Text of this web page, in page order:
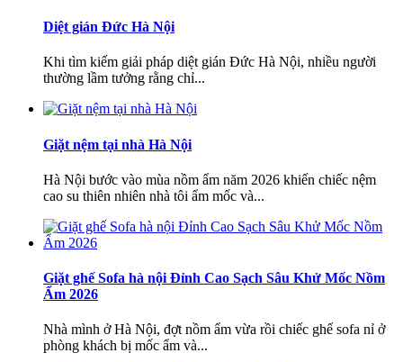
Diệt gián Đức Hà Nội
Khi tìm kiếm giải pháp diệt gián Đức Hà Nội, nhiều người
thường lầm tưởng rằng chỉ...
Giặt nệm tại nhà Hà Nội
Hà Nội bước vào mùa nồm ẩm năm 2026 khiến chiếc nệm
cao su thiên nhiên nhà tôi ẩm mốc và...
Giặt ghế Sofa hà nội Đỉnh Cao Sạch Sâu Khử Mốc Nồm
Ẩm 2026
Nhà mình ở Hà Nội, đợt nồm ẩm vừa rồi chiếc ghế sofa nỉ ở
phòng khách bị mốc ẩm và...